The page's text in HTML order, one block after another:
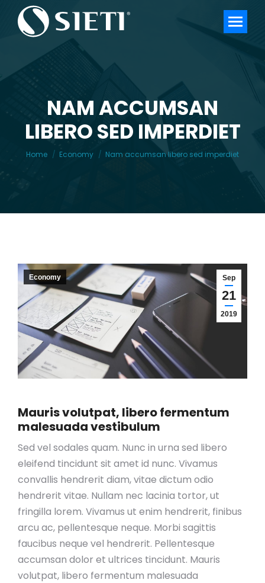
NAM ACCUMSAN
LIBERO SED IMPERDIET
You are here:
Home Economy Nam accumsan libero sed imperdiet
Sep
21
2019
Economy
Mauris volutpat, libero fermentum
malesuada vestibulum
Sed vel sodales quam. Nunc in urna sed libero
eleifend tincidunt sit amet id nunc. Vivamus
convallis hendrerit diam, vitae dictum odio
hendrerit vitae. Nullam nec lacinia tortor, ut
fringilla lorem. Vivamus ut enim hendrerit, finibus
arcu ac, pellentesque neque. Morbi sagittis
faucibus neque vel hendrerit. Pellentesque
accumsan dolor et ultrices tincidunt. Mauris
volutpat, libero fermentum malesuada